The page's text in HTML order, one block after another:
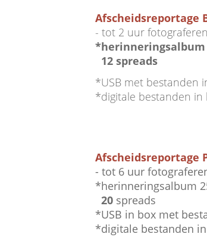
Afscheidsreportage
- tot 2 uur fotograferen
*herinneringsalbum
12 spreads
*USB met
*digitale bestanden
Afscheidsreportage
- tot 6 uur
*herinneringsalbum
20 spreads
*USB in box met
*digitale bestanden